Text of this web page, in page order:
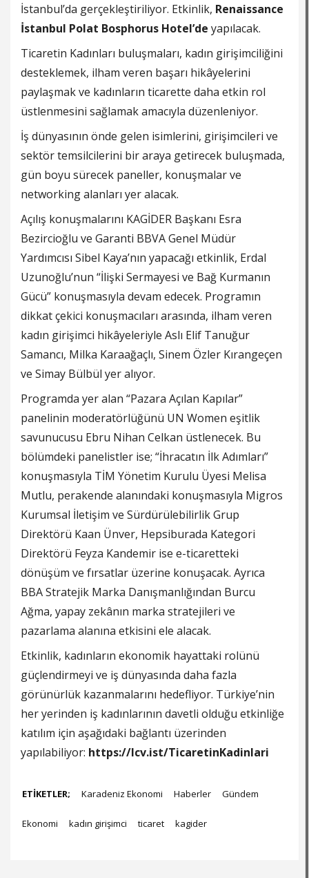
İstanbul’da gerçekleştiriliyor. Etkinlik, Renaissance
İstanbul Polat Bosphorus Hotel’de yapılacak.
Ticaretin Kadınları buluşmaları, kadın girişimciliğini
desteklemek, ilham veren başarı hikâyelerini
paylaşmak ve kadınların ticarette daha etkin rol
üstlenmesini sağlamak amacıyla düzenleniyor.
İş dünyasının önde gelen isimlerini, girişimcileri ve
sektör temsilcilerini bir araya getirecek buluşmada,
gün boyu sürecek paneller, konuşmalar ve
networking alanları yer alacak.
Açılış konuşmalarını KAGİDER Başkanı Esra
Bezircioğlu ve Garanti BBVA Genel Müdür
Yardımcısı Sibel Kaya’nın yapacağı etkinlik, Erdal
Uzunoğlu’nun “İlişki Sermayesi ve Bağ Kurmanın
Gücü” konuşmasıyla devam edecek. Programın
dikkat çekici konuşmacıları arasında, ilham veren
kadın girişimci hikâyeleriyle Aslı Elif Tanuğur
Samancı, Milka Karaağaçlı, Sinem Özler Kırangeçen
ve Simay Bülbül yer alıyor.
Programda yer alan “Pazara Açılan Kapılar”
panelinin moderatörlüğünü UN Women eşitlik
savunucusu Ebru Nihan Celkan üstlenecek. Bu
bölümdeki panelistler ise; “İhracatın İlk Adımları”
konuşmasıyla TİM Yönetim Kurulu Üyesi Melisa
Mutlu, perakende alanındaki konuşmasıyla Migros
Kurumsal İletişim ve Sürdürülebilirlik Grup
Direktörü Kaan Ünver, Hepsiburada Kategori
Direktörü Feyza Kandemir ise e-ticaretteki
dönüşüm ve fırsatlar üzerine konuşacak. Ayrıca
BBA Stratejik Marka Danışmanlığından Burcu
Ağma, yapay zekânın marka stratejileri ve
pazarlama alanına etkisini ele alacak.
Etkinlik, kadınların ekonomik hayattaki rolünü
güçlendirmeyi ve iş dünyasında daha fazla
görünürlük kazanmalarını hedefliyor. Türkiye’nin
her yerinden iş kadınlarının davetli olduğu etkinliğe
katılım için aşağıdaki bağlantı üzerinden
yapılabiliyor: https://lcv.ist/TicaretinKadinlari
ETİKETLER; Karadeniz Ekonomi Haberler Gündem
Ekonomi kadın girişimci ticaret kagider